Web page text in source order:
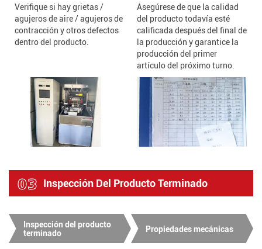
Verifique si hay grietas /
agujeros de aire / agujeros de
contracción y otros defectos
dentro del producto.
Asegúrese de que la calidad
del producto todavía esté
calificada después del final de
la producción y garantice la
producción del primer
artículo del próximo turno.
03 Inspección Del Producto Terminado
Inspección del producto
terminado Propiedades mecánicas